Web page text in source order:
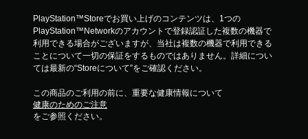
PlayStation™Storeでお買い上げのコンテンツは、1つの
PlayStation™Networkのアカウントで登録認証した複数の機器で
利用できる場合がございますが、当社は複数の機器で利用できる
ことについて一切の保証をするものではありません。詳細につい
ては最新の“Storeについて”をご確認ください。
この商品のご利用の前に、重要な健康情報について
健康のためのご注意
をご参照ください。